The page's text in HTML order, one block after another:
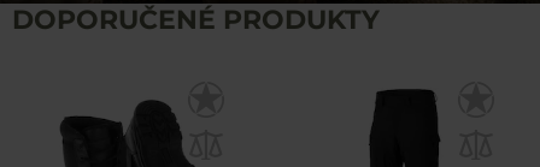
DOPORUČENÉ PRODUKTY